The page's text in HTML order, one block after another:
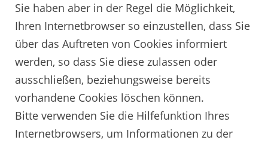
Sie haben aber in der Regel die Möglichkeit,
Ihren Internetbrowser so einzustellen, dass Sie
über das Auftreten von Cookies informiert
werden, so dass Sie diese zulassen oder
ausschließen, beziehungsweise bereits
vorhandene Cookies löschen können.
Bitte verwenden Sie die Hilfefunktion Ihres
Internetbrowsers, um Informationen zu der